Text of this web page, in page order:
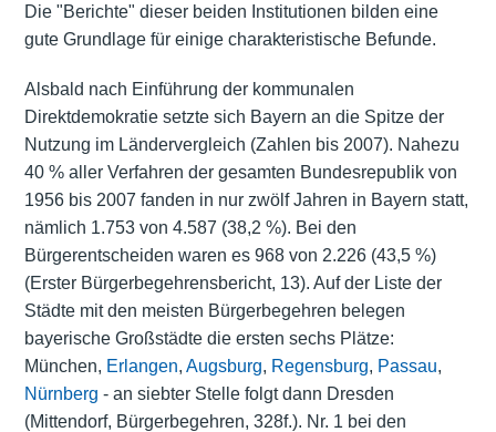
Die "Berichte" dieser beiden Institutionen bilden eine
gute Grundlage für einige charakteristische Befunde.
Alsbald nach Einführung der kommunalen
Direktdemokratie setzte sich Bayern an die Spitze der
Nutzung im Ländervergleich (Zahlen bis 2007). Nahezu
40 % aller Verfahren der gesamten Bundesrepublik von
1956 bis 2007 fanden in nur zwölf Jahren in Bayern statt,
nämlich 1.753 von 4.587 (38,2 %). Bei den
Bürgerentscheiden waren es 968 von 2.226 (43,5 %)
(Erster Bürgerbegehrensbericht, 13). Auf der Liste der
Städte mit den meisten Bürgerbegehren belegen
bayerische Großstädte die ersten sechs Plätze:
München, Erlangen, Augsburg, Regensburg, Passau,
Nürnberg - an siebter Stelle folgt dann Dresden
(Mittendorf, Bürgerbegehren, 328f.). Nr. 1 bei den